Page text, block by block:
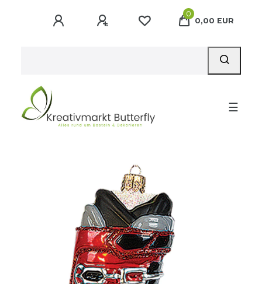
0
0,00 EUR
☰